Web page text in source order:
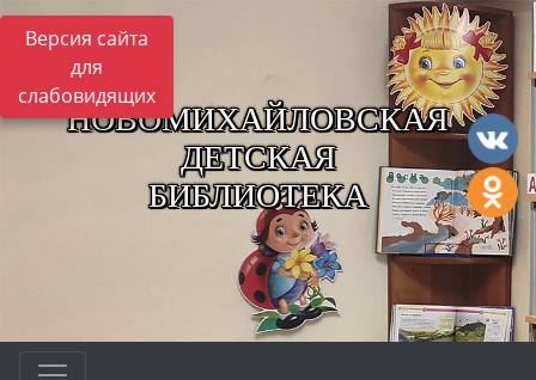
Версия сайта
для
слабовидящих
НОВОМИХАЙЛОВСКАЯ
ДЕТСКАЯ
БИБЛИОТЕКА